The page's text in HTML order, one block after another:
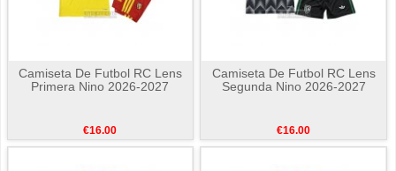
Camiseta De Futbol RC Lens
Primera Nino 2026-2027
€16.00
Camiseta De Futbol RC Lens
Segunda Nino 2026-2027
€16.00